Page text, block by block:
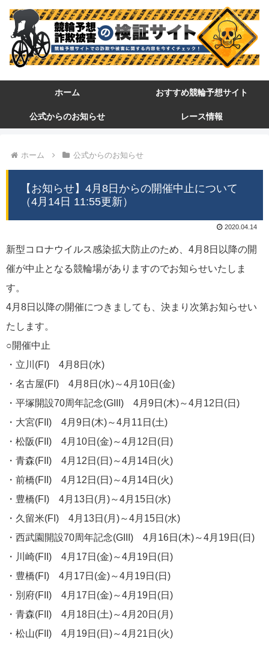
ホーム おすすめ競輪予想サイト
公式からのお知らせ レース情報
ホーム 公式からのお知らせ
【お知らせ】4月8日からの開催中止について
（4月14日 11:55更新）
2020.04.14
新型コロナウイルス感染拡大防止のため、4月8日以降の開
催が中止となる競輪場がありますのでお知らせいたしま
す。
4月8日以降の開催につきましても、決まり次第お知らせい
たします。
○開催中止
・立川(FI) 4月8日(水)
・名古屋(FI) 4月8日(水)～4月10日(金)
・平塚開設70周年記念(GIII) 4月9日(木)～4月12日(日)
・大宮(FII) 4月9日(木)～4月11日(土)
・松阪(FII) 4月10日(金)～4月12日(日)
・青森(FII) 4月12日(日)～4月14日(火)
・前橋(FII) 4月12日(日)～4月14日(火)
・豊橋(FI) 4月13日(月)～4月15日(水)
・久留米(FI) 4月13日(月)～4月15日(水)
・西武園開設70周年記念(GIII) 4月16日(木)～4月19日(日)
・川崎(FII) 4月17日(金)～4月19日(日)
・豊橋(FI) 4月17日(金)～4月19日(日)
・別府(FII) 4月17日(金)～4月19日(日)
・青森(FII) 4月18日(土)～4月20日(月)
・松山(FII) 4月19日(日)～4月21日(火)